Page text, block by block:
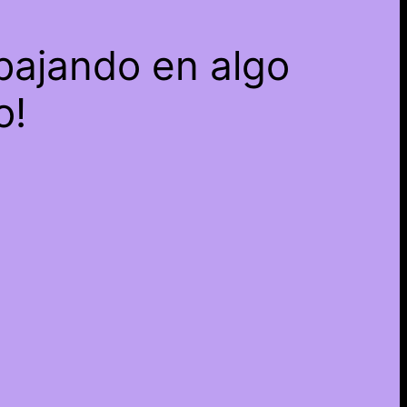
en algo